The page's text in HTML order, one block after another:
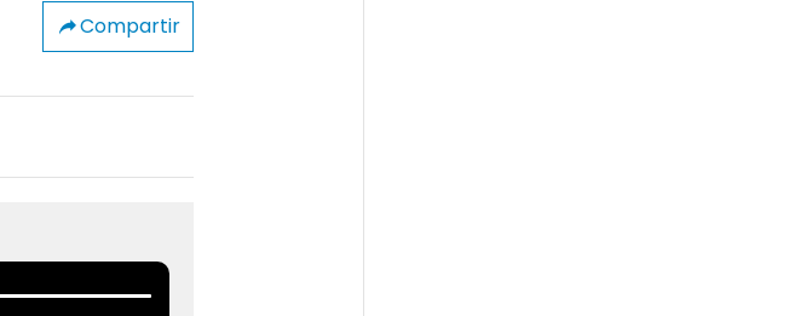
Compartir